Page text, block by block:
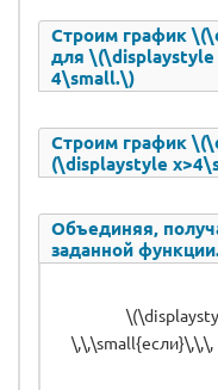
Строим график
для
4\small.\)
Строим график
(\displaystyle
Объединяя,
заданной
\,\,\small{если}\,\,\,